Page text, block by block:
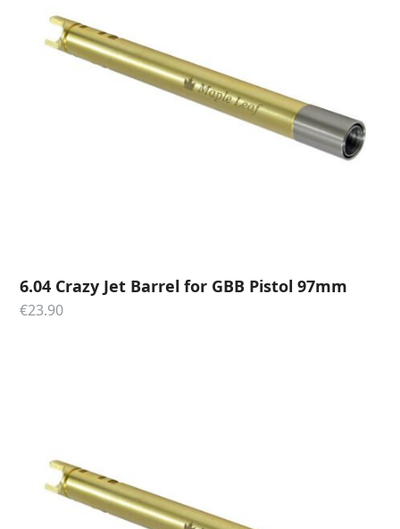
6.04 Crazy Jet Barrel for GBB Pistol 97mm
€23.90